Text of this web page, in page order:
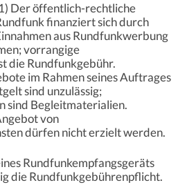
Der öffentlich-rechtliche
finanziert sich durch
aus Rundfunkwerbung
vorrangige
die Rundfunkgebühr.
im Rahmen seines Auftrages
sind unzulässig;
sind Begleitmaterialien.
von
dürfen nicht erzielt werden.
Rundfunkempfangsgeräts
die Rundfunkgebührenpflicht.